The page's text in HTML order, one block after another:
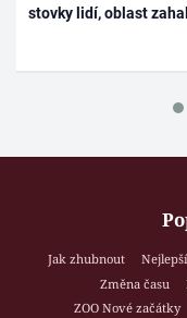
stovky lidí, oblast
Jak zhubnout
Změna času
ZOO Nové začátky